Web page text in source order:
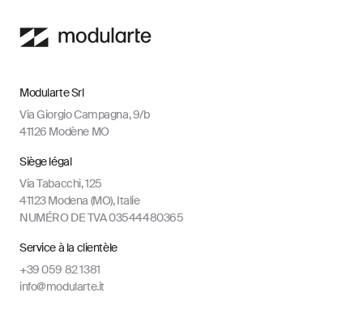
Modularte Srl
Via Giorgio Campagna, 9/b
41126 Modène MO
Siège légal
Via Tabacchi, 125
41123 Modena (MO), Italie
NUMÉRO DE TVA 03544480365
Service à la clientèle
+39 059 82 1381
info@modularte.it